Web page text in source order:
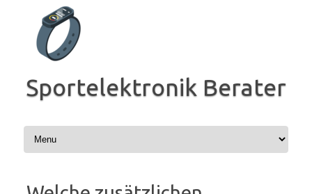
springen
Sportelektronik Berater